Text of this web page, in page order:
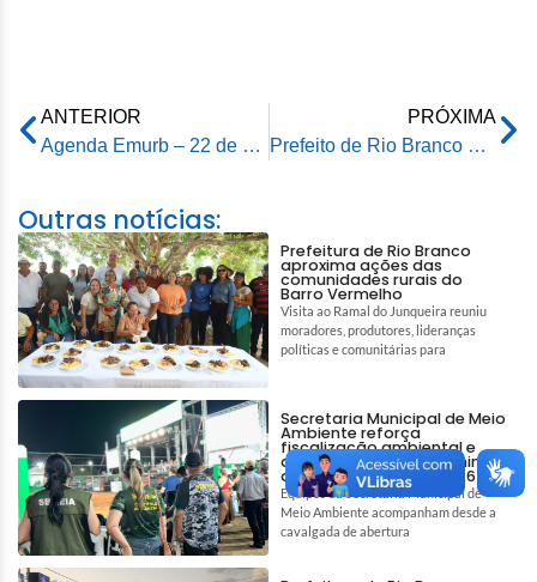
ANTERIOR
Agenda Emurb – 22 de outubro de 2025
PRÓXIMA
Prefeito de Rio Branco participa da Final da 9ª Copa Arasuper Society
Outras notícias:
Prefeitura de Rio Branco
aproxima ações das
comunidades rurais do
Barro Vermelho
Visita ao Ramal do Junqueira reuniu
moradores, produtores, lideranças
políticas e comunitárias para
Secretaria Municipal de Meio
Ambiente reforça
fiscalização ambiental e
ações de bem-estar animal
durante a Expoacre 2026
Equipes da Secretaria Municipal de
Meio Ambiente acompanham desde a
cavalgada de abertura